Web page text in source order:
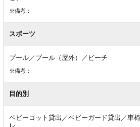
※備考：
スポーツ
プール／プール（屋外）／ビーチ
※備考：
目的別
ベビーコット貸出／ベビーガード貸出／車